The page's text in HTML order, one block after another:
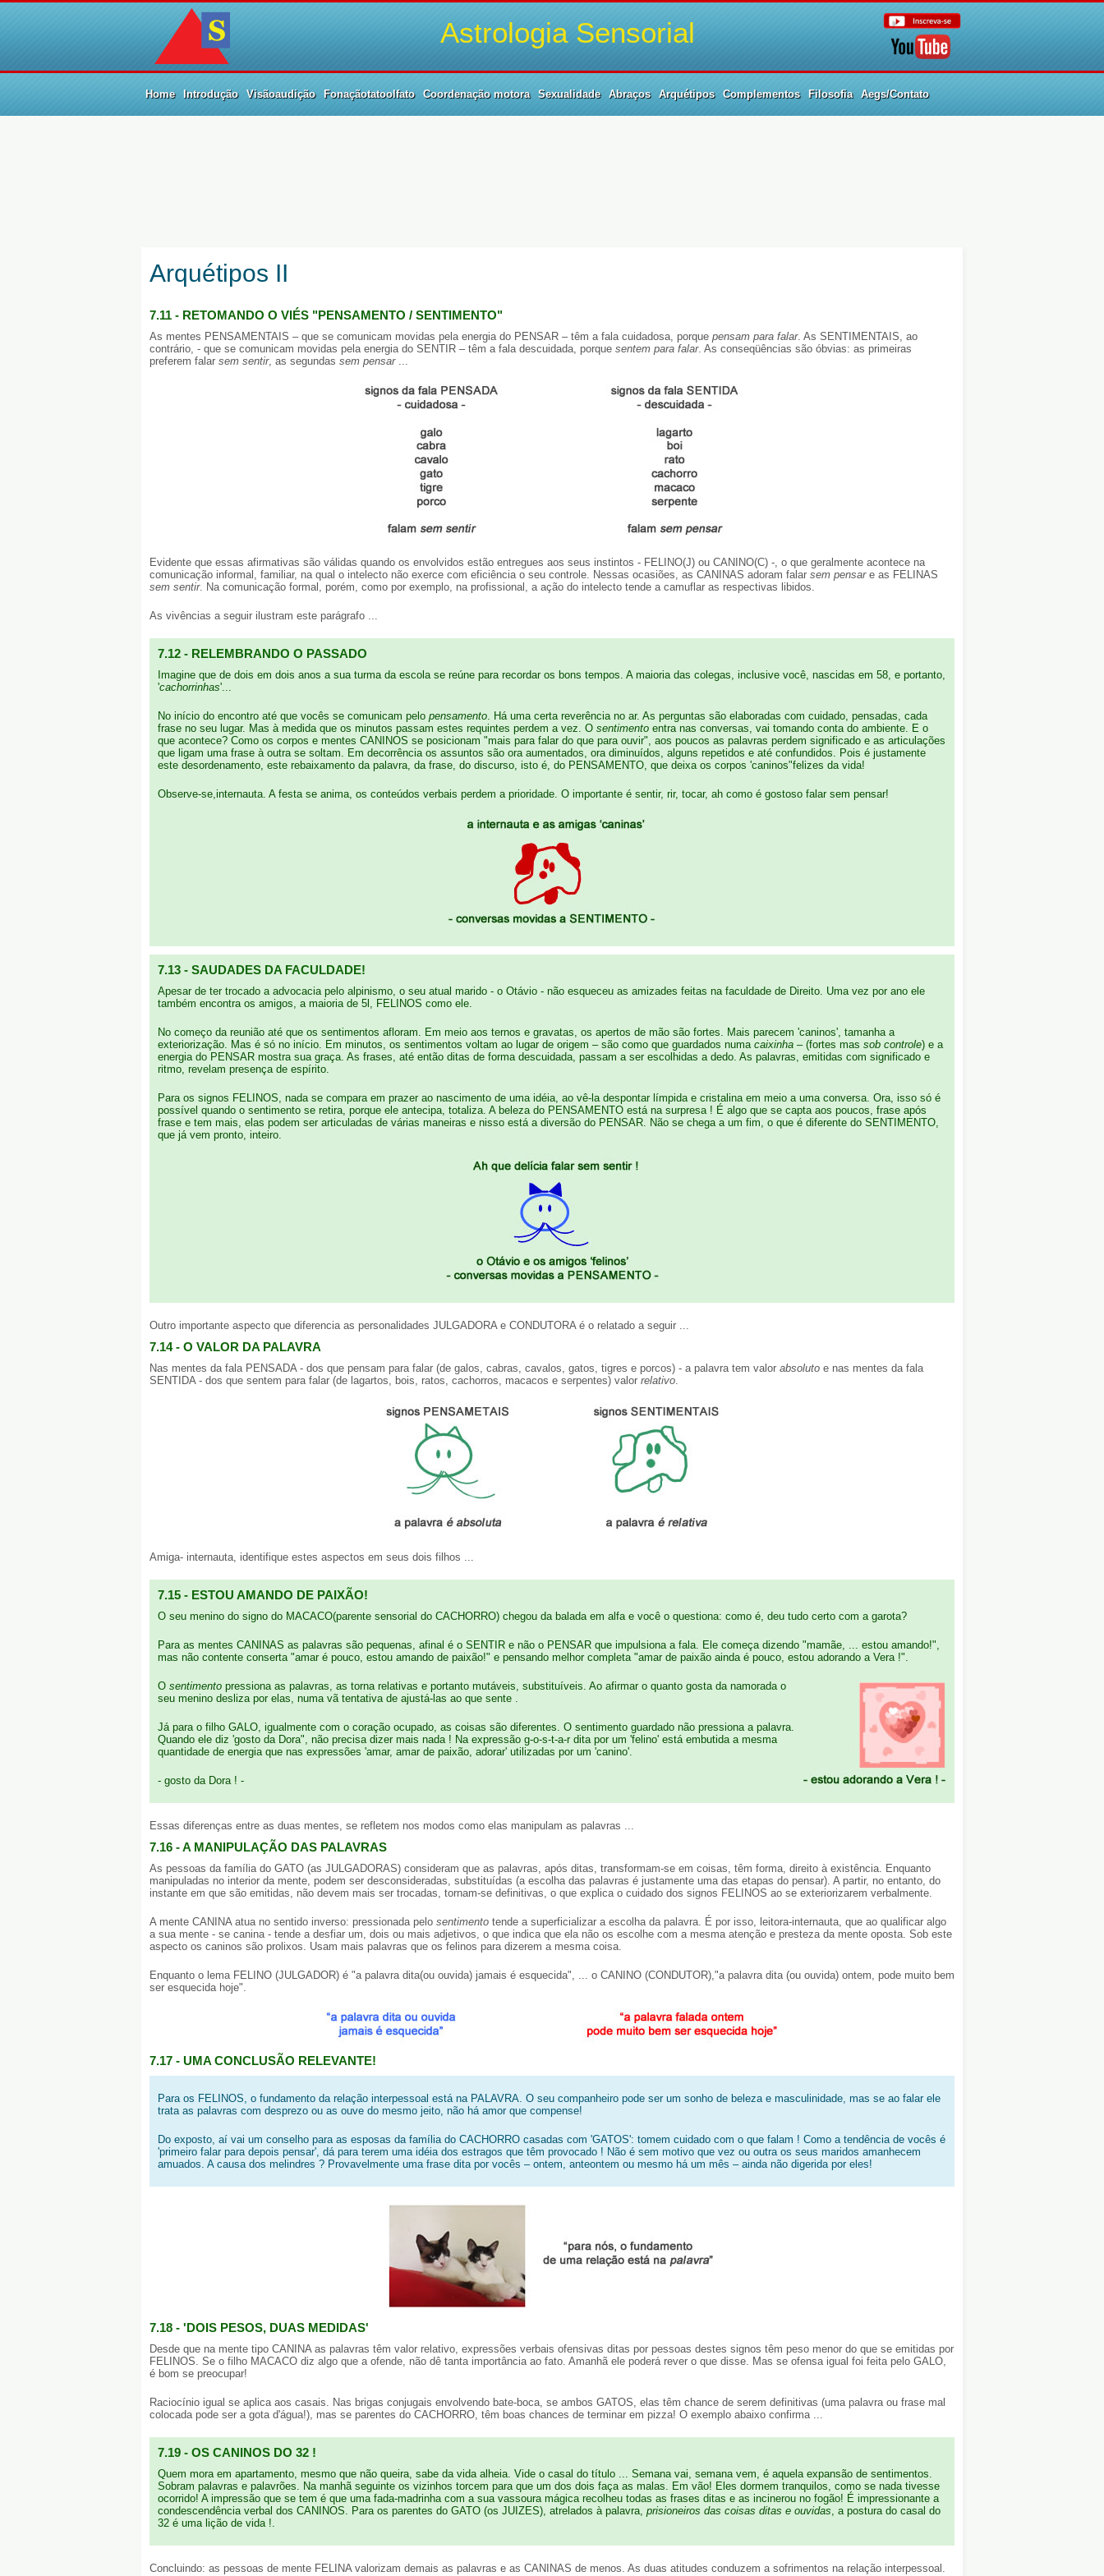
Astrologia Sensorial
Home Introdução Visãoaudição Fonaçãotatoolfato Coordenação motora Sexualidade Abraços Arquétipos Complementos Filosofia Aegs/Contato
Arquétipos II
7.11 - RETOMANDO O VIÉS "PENSAMENTO / SENTIMENTO"
As mentes PENSAMENTAIS – que se comunicam movidas pela energia do PENSAR – têm a fala cuidadosa, porque pensam para falar. As SENTIMENTAIS, ao
contrário, - que se comunicam movidas pela energia do SENTIR – têm a fala descuidada, porque sentem para falar. As conseqüências são óbvias: as primeiras
preferem falar sem sentir, as segundas sem pensar...
Evidente que essas afirmativas são válidas quando os envolvidos estão entregues aos seus instintos - FELINO(J) ou CANINO(C) -, o que geralmente acontece na
comunicação informal, familiar, na qual o intelecto não exerce com eficiência o seu controle. Nessas ocasiões, as CANINAS adoram falar sem pensare as FELINAS
sem sentir. Na comunicação formal, porém, como por exemplo, na profissional, a ação do intelecto tende a camuflar as respectivas libidos.
As vivências a seguir ilustram este parágrafo ...
7.12 - RELEMBRANDO O PASSADO
Imagine que de dois em dois anos a sua turma da escola se reúne para recordar os bons tempos. A maioria das colegas, inclusive você, nascidas em 58, e portanto,
'cachorrinhas'...
No início do encontro até que vocês se comunicam pelo pensamento. Há uma certa reverência no ar. As perguntas são elaboradas com cuidado, pensadas, cada
frase no seu lugar. Mas à medida que os minutos passam estes requintes perdem a vez. O sentimento entra nas conversas, vai tomando conta do ambiente. E o
que acontece? Como os corpos e mentes CANINOS se posicionam "mais para falar do que para ouvir", aos poucos as palavras perdem significado e as articulações
que ligam uma frase à outra se soltam. Em decorrência os assuntos são ora aumentados, ora diminuídos, alguns repetidos e até confundidos. Pois é justamente
este desordenamento, este rebaixamento da palavra, da frase, do discurso, isto é, do PENSAMENTO, que deixa os corpos 'caninos"felizes da vida!
Observe-se,internauta. A festa se anima, os conteúdos verbais perdem a prioridade. O importante é sentir, rir, tocar, ah como é gostoso falar sem pensar!
7.13 - SAUDADES DA FACULDADE!
Apesar de ter trocado a advocacia pelo alpinismo, o seu atual marido - o Otávio - não esqueceu as amizades feitas na faculdade de Direito. Uma vez por ano ele
também encontra os amigos, a maioria de 5l, FELINOS como ele.
No começo da reunião até que os sentimentos afloram. Em meio aos ternos e gravatas, os apertos de mão são fortes. Mais parecem 'caninos', tamanha a
exteriorização. Mas é só no início. Em minutos, os sentimentos voltam ao lugar de origem – são como que guardados numa caixinha – (fortes mas sob controle) e a
energia do PENSAR mostra sua graça. As frases, até então ditas de forma descuidada, passam a ser escolhidas a dedo. As palavras, emitidas com significado e
ritmo, revelam presença de espírito.
Para os signos FELINOS, nada se compara em prazer ao nascimento de uma idéia, ao vê-la despontar límpida e cristalina em meio a uma conversa. Ora, isso só é
possível quando o sentimento se retira, porque ele antecipa, totaliza. A beleza do PENSAMENTO está na surpresa ! É algo que se capta aos poucos, frase após
frase e tem mais, elas podem ser articuladas de várias maneiras e nisso está a diversão do PENSAR. Não se chega a um fim, o que é diferente do SENTIMENTO,
que já vem pronto, inteiro.
Outro importante aspecto que diferencia as personalidades JULGADORA e CONDUTORA é o relatado a seguir ...
7.14 - O VALOR DA PALAVRA
Nas mentes da fala PENSADA - dos que pensam para falar (de galos, cabras, cavalos, gatos, tigres e porcos) - a palavra tem valor absoluto e nas mentes da fala
SENTIDA - dos que sentem para falar (de lagartos, bois, ratos, cachorros, macacos e serpentes) valor relativo.
Amiga- internauta, identifique estes aspectos em seus dois filhos ...
7.15 - ESTOU AMANDO DE PAIXÃO!
O seu menino do signo do MACACO(parente sensorial do CACHORRO) chegou da balada em alfa e você o questiona: como é, deu tudo certo com a garota?
Para as mentes CANINAS as palavras são pequenas, afinal é o SENTIR e não o PENSAR que impulsiona a fala. Ele começa dizendo "mamãe, ... estou amando!",
mas não contente conserta "amar é pouco, estou amando de paixão!" e pensando melhor completa "amar de paixão ainda é pouco, estou adorando a Vera !".
O sentimento pressiona as palavras, as torna relativas e portanto mutáveis, substituíveis. Ao afirmar o quanto gosta da namorada o
seu menino desliza por elas, numa vã tentativa de ajustá-las ao que sente .
Já para o filho GALO, igualmente com o coração ocupado, as coisas são diferentes. O sentimento guardado não pressiona a palavra.
Quando ele diz 'gosto da Dora", não precisa dizer mais nada ! Na expressão g-o-s-t-a-r dita por um 'felino' está embutida a mesma
quantidade de energia que nas expressões 'amar, amar de paixão, adorar' utilizadas por um 'canino'.
- gosto da Dora ! -
Essas diferenças entre as duas mentes, se refletem nos modos como elas manipulam as palavras ...
7.16 - A MANIPULAÇÃO DAS PALAVRAS
As pessoas da família do GATO (as JULGADORAS) consideram que as palavras, após ditas, transformam-se em coisas, têm forma, direito à existência. Enquanto
manipuladas no interior da mente, podem ser desconsideradas, substituídas (a escolha das palavras é justamente uma das etapas do pensar). A partir, no entanto, do
instante em que são emitidas, não devem mais ser trocadas, tornam-se definitivas, o que explica o cuidado dos signos FELINOS ao se exteriorizarem verbalmente.
A mente CANINA atua no sentido inverso: pressionada pelo sentimento tende a superficializar a escolha da palavra. É por isso, leitora-internauta, que ao qualificar algo
a sua mente - se canina - tende a desfiar um, dois ou mais adjetivos, o que indica que ela não os escolhe com a mesma atenção e presteza da mente oposta. Sob este
aspecto os caninos são prolixos. Usam mais palavras que os felinos para dizerem a mesma coisa.
Enquanto o lema FELINO (JULGADOR) é "a palavra dita(ou ouvida) jamais é esquecida", ... o CANINO (CONDUTOR),"a palavra dita (ou ouvida) ontem, pode muito bem
ser esquecida hoje".
7.17 - UMA CONCLUSÃO RELEVANTE!
Para os FELINOS, o fundamento da relação interpessoal está na PALAVRA. O seu companheiro pode ser um sonho de beleza e masculinidade, mas se ao falar ele
trata as palavras com desprezo ou as ouve do mesmo jeito, não há amor que compense!
Do exposto, aí vai um conselho para as esposas da família do CACHORRO casadas com 'GATOS': tomem cuidado com o que falam ! Como a tendência de vocês é
'primeiro falar para depois pensar', dá para terem uma idéia dos estragos que têm provocado ! Não é sem motivo que vez ou outra os seus maridos amanhecem
amuados. A causa dos melindres ? Provavelmente uma frase dita por vocês – ontem, anteontem ou mesmo há um mês – ainda não digerida por eles!
7.18 - 'DOIS PESOS, DUAS MEDIDAS'
Desde que na mente tipo CANINA as palavras têm valor relativo, expressões verbais ofensivas ditas por pessoas destes signos têm peso menor do que se emitidas por
FELINOS. Se o filho MACACO diz algo que a ofende, não dê tanta importância ao fato. Amanhã ele poderá rever o que disse. Mas se ofensa igual foi feita pelo GALO,
é bom se preocupar!
Raciocínio igual se aplica aos casais. Nas brigas conjugais envolvendo bate-boca, se ambos GATOS, elas têm chance de serem definitivas (uma palavra ou frase mal
colocada pode ser a gota d'água!), mas se parentes do CACHORRO, têm boas chances de terminar em pizza! O exemplo abaixo confirma ...
7.19 - OS CANINOS DO 32 !
Quem mora em apartamento, mesmo que não queira, sabe da vida alheia. Vide o casal do título ... Semana vai, semana vem, é aquela expansão de sentimentos.
Sobram palavras e palavrões. Na manhã seguinte os vizinhos torcem para que um dos dois faça as malas. Em vão! Eles dormem tranquilos, como se nada tivesse
ocorrido! A impressão que se tem é que uma fada-madrinha com a sua vassoura mágica recolheu todas as frases ditas e as incinerou no fogão! É impressionante a
condescendência verbal dos CANINOS. Para os parentes do GATO (os JUIZES), atrelados à palavra, prisioneiros das coisas ditas e ouvidas, a postura do casal do
32 é uma lição de vida !.
Concluindo: as pessoas de mente FELINA valorizam demais as palavras e as CANINAS de menos. As duas atitudes conduzem a sofrimentos na relação interpessoal.